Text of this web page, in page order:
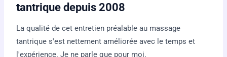
tantrique depuis 2008
La qualité de cet entretien préalable au massage
tantrique s'est nettement améliorée avec le temps et
l'expérience. Je ne parle que pour moi.